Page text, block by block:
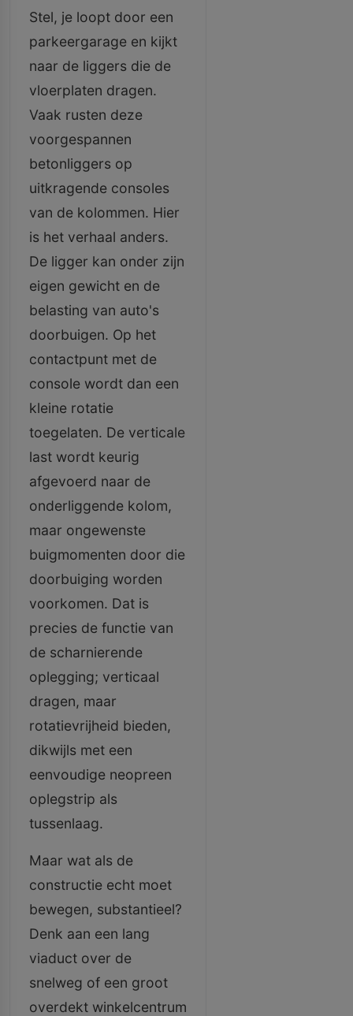
Stel, je loopt door een
parkeergarage en kijkt
naar de liggers die de
vloerplaten dragen.
Vaak rusten deze
voorgespannen
betonliggers op
uitkragende consoles
van de kolommen. Hier
is het verhaal anders.
De ligger kan onder zijn
eigen gewicht en de
belasting van auto's
doorbuigen. Op het
contactpunt met de
console wordt dan een
kleine rotatie
toegelaten. De verticale
last wordt keurig
afgevoerd naar de
onderliggende kolom,
maar ongewenste
buigmomenten door die
doorbuiging worden
voorkomen. Dat is
precies de functie van
de scharnierende
oplegging; verticaal
dragen, maar
rotatievrijheid bieden,
dikwijls met een
eenvoudige neopreen
oplegstrip als
tussenlaag.
Maar wat als de
constructie echt moet
bewegen, substantieel?
Denk aan een lang
viaduct over de
snelweg of een groot
overdekt winkelcentrum